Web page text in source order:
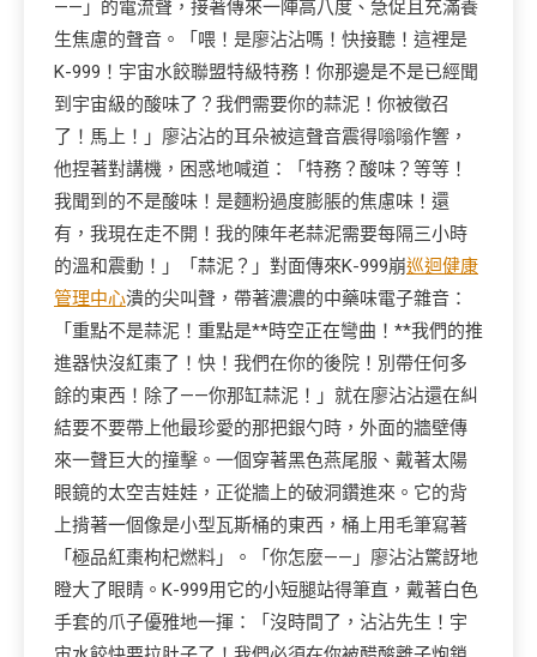
——」的電流聲，接著傳來一陣高八度、急促且充滿養
生焦慮的聲音。「喂！是廖沾沾嗎！快接聽！這裡是
K-999！宇宙水餃聯盟特級特務！你那邊是不是已經聞
到宇宙級的酸味了？我們需要你的蒜泥！你被徵召
了！馬上！」廖沾沾的耳朵被這聲音震得嗡嗡作響，
他捏著對講機，困惑地喊道：「特務？酸味？等等！
我聞到的不是酸味！是麵粉過度膨脹的焦慮味！還
有，我現在走不開！我的陳年老蒜泥需要每隔三小時
的溫和震動！」「蒜泥？」對面傳來K-999崩巡迴健康
管理中心潰的尖叫聲，帶著濃濃的中藥味電子雜音：
「重點不是蒜泥！重點是**時空正在彎曲！**我們的推
進器快沒紅棗了！快！我們在你的後院！別帶任何多
餘的東西！除了——你那缸蒜泥！」就在廖沾沾還在糾
結要不要帶上他最珍愛的那把銀勺時，外面的牆壁傳
來一聲巨大的撞擊。一個穿著黑色燕尾服、戴著太陽
眼鏡的太空吉娃娃，正從牆上的破洞鑽進來。它的背
上揹著一個像是小型瓦斯桶的東西，桶上用毛筆寫著
「極品紅棗枸杞燃料」。「你怎麼——」廖沾沾驚訝地
瞪大了眼睛。K-999用它的小短腿站得筆直，戴著白色
手套的爪子優雅地一揮：「沒時間了，沾沾先生！宇